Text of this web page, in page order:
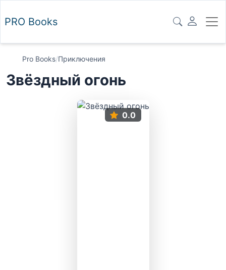
PRO Books
Pro Books/Приключения
Звёздный огонь
0.0